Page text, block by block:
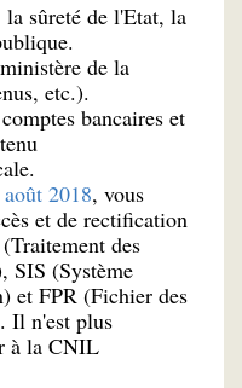
sûreté de l'Etat, la
de la
etc.).
bancaires et
août 2018, vous
et de rectification
des
SIS (Système
et FPR (Fichier des
Il n'est plus
à la CNIL